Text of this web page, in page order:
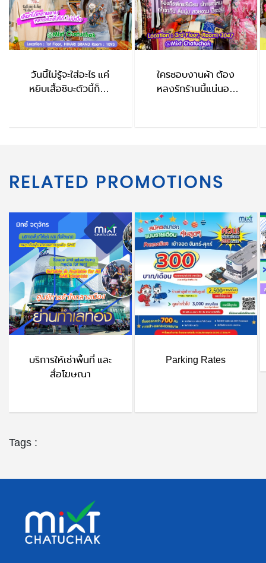
วันนี้ไม่รู้จะใส่อะไร แค่
หยิบเสื้อชิบะตัวนี้ก็จบ
ใครชอบงานผ้า ต้อง
หลงรักร้านนี้แน่นอน
RELATED PROMOTIONS
บริการให้เช่าพื้นที่ และ
สื่อโฆษณา
Parking Rates
Tags :